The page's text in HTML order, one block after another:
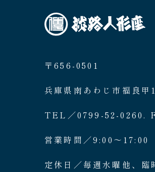
〒656-0501
兵庫県南あわじ市福良
TEL／0799-52-0260.
営業時間／9:00〜17:00
定休日／毎週水曜他、臨